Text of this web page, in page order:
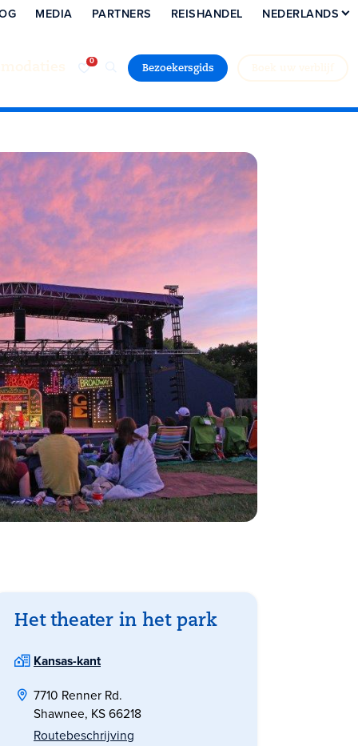
Bezoekersgids
MEDIA PARTNERS REISHANDEL NEDERLANDS
Het theater in het park
Kansas-kant
7710 Renner Rd.
Shawnee, KS 66218
Routebeschrijving